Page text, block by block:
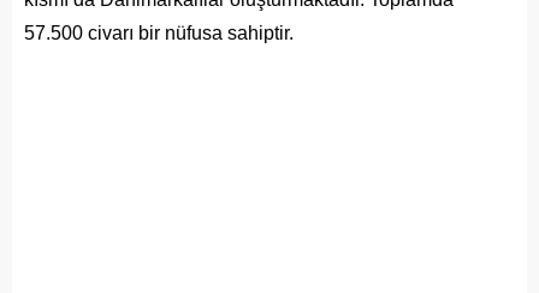
57.500 civarı bir nüfusa sahiptir.